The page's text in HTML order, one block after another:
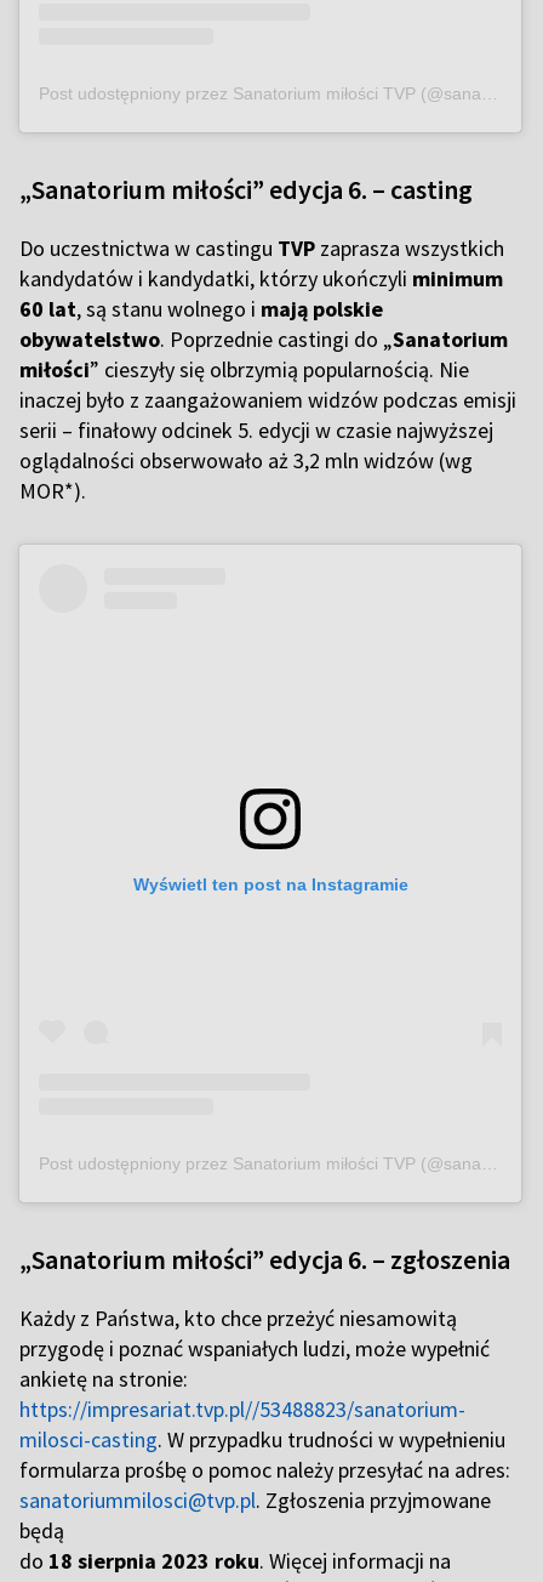
„Sanatorium miłości” edycja 6. – casting
Do uczestnictwa w castingu TVP zaprasza wszystkich
kandydatów i kandydatki, którzy ukończyli minimum
60 lat, są stanu wolnego i mają polskie
obywatelstwo. Poprzednie castingi do „Sanatorium
miłości” cieszyły się olbrzymią popularnością. Nie
inaczej było z zaangażowaniem widzów podczas emisji
serii – finałowy odcinek 5. edycji w czasie najwyższej
oglądalności obserwowało aż 3,2 mln widzów (wg
MOR*).
Wyświetl ten post na Instagramie
Post udostępniony przez Sanatorium miłości TVP (@sanatorium_milosci_tvp)
„Sanatorium miłości” edycja 6. – zgłoszenia
Każdy z Państwa, kto chce przeżyć niesamowitą
przygodę i poznać wspaniałych ludzi, może wypełnić
ankietę na stronie:
https://impresariat.tvp.pl//53488823/sanatorium-
milosci-casting. W przypadku trudności w wypełnieniu
formularza prośbę o pomoc należy przesyłać na adres:
sanatoriummilosci@tvp.pl. Zgłoszenia przyjmowane
będą
do 18 sierpnia 2023 roku. Więcej informacji na